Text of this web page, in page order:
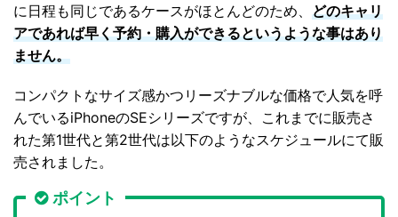
に日程も同じであるケースがほとんどのため、 どのキャリ
アであれば早く予約・購入ができるというような事はあり
ません。
コンパクトなサイズ感かつリーズナブルな価格で人気を呼
んでいるiPhoneのSEシリーズですが、これまでに販売さ
れた第1世代と第2世代は以下のようなスケジュールにて販
売されました。
ポイント